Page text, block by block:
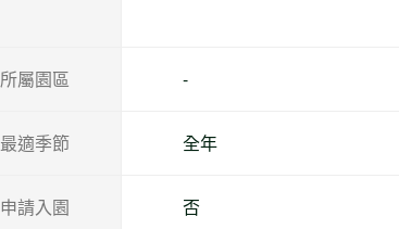
所屬園區 -
最適季節 全年
申請入園 否